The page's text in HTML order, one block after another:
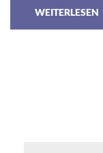
WEITERLESEN